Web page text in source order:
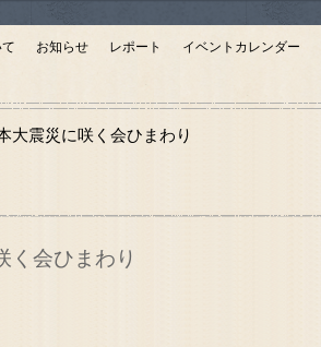
お知らせ レポート イベントカレンダー
大震災に咲く会ひまわり
く会ひまわり